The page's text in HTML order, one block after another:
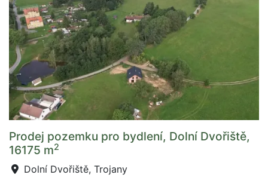
Prodej pozemku pro bydlení, Dolní Dvořiště,
16175 m2
Dolní Dvořiště, Trojany